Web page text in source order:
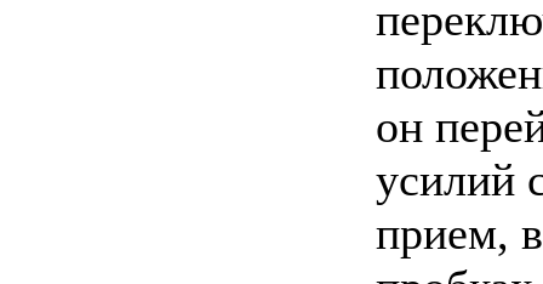
он
усилий
прием,